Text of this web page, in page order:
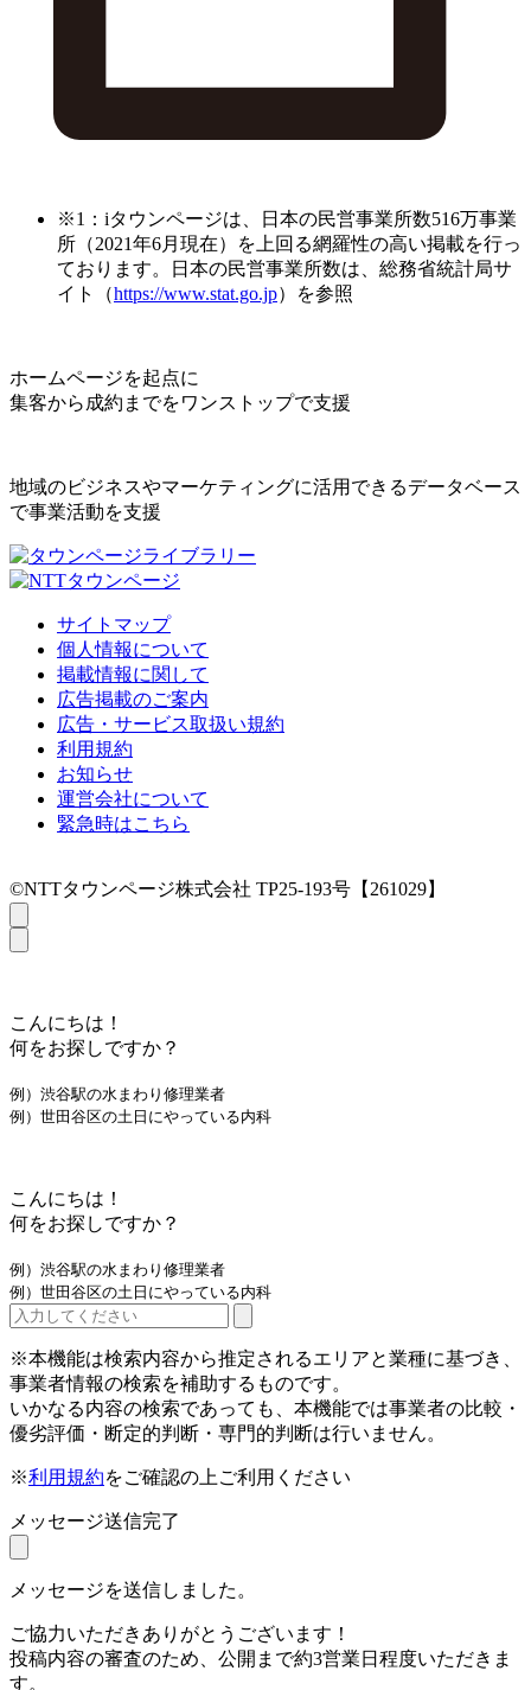
※1：iタウンページは、日本の民営事業所数516万事業
所（2021年6月現在）を上回る網羅性の高い掲載を行っ
ております。日本の民営事業所数は、総務省統計局サ
イト（https://www.stat.go.jp）を参照
ホームページを起点に
集客から成約までをワンストップで支援
地域のビジネスやマーケティングに活用できるデータベース
で事業活動を支援
サイトマップ
個人情報について
掲載情報に関して
広告掲載のご案内
広告・サービス取扱い規約
利用規約
お知らせ
運営会社について
緊急時はこちら
©NTTタウンページ株式会社 TP25-193号【261029】
こんにちは！
何をお探しですか？
例）渋谷駅の水まわり修理業者
例）世田谷区の土日にやっている内科
こんにちは！
何をお探しですか？
例）渋谷駅の水まわり修理業者
例）世田谷区の土日にやっている内科
※本機能は検索内容から推定されるエリアと業種に基づき、
事業者情報の検索を補助するものです。
いかなる内容の検索であっても、本機能では事業者の比較・
優劣評価・断定的判断・専門的判断は行いません。
※利用規約をご確認の上ご利用ください
メッセージ送信完了
メッセージを送信しました。
ご協力いただきありがとうございます！
投稿内容の審査のため、公開まで約3営業日程度いただきま
す。